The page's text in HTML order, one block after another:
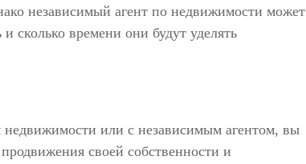
независимый агент по недвижимости может
сколько времени они будут уделять
недвижимости или с независимым агентом, вы
своей собственности и